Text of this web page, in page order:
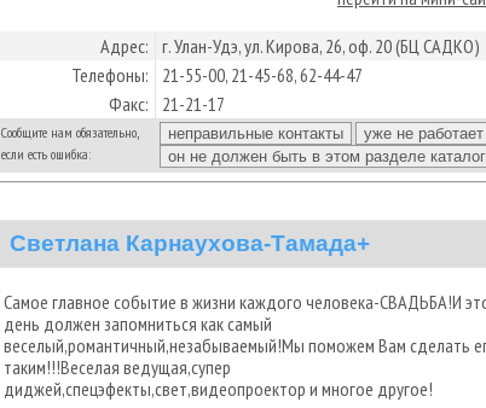
Адрес: г. Улан-Удэ, ул. Кирова, 26, оф. 20 (БЦ САДКО)
Телефоны:
21-55-00, 21-45-68, 62-44-47
Факс:
21-21-17
Сообщите нам обязательно,
если есть ошибка:
Светлана Карнаухова-Тамада+
Самое главное событие в жизни каждого человека-СВАДЬБА!И
день должен запомниться как самый
веселый,романтичный,незабываемый!Мы поможем Вам сделать
таким!!!Веселая ведущая,супер
диджей,спецэфекты,свет,видеопроектор и многое другое!